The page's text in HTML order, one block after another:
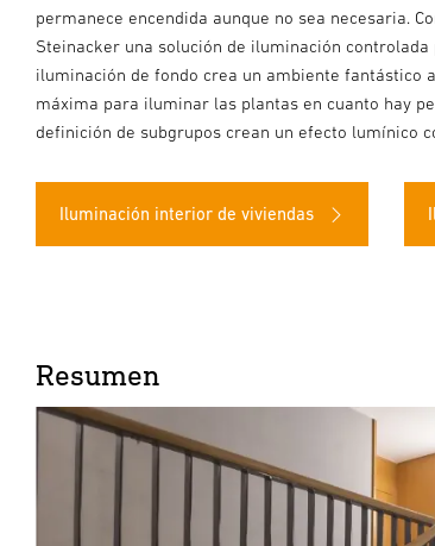
permanece encendida aunque no sea necesaria.
Steinacker una solución de iluminación
iluminación de fondo crea un ambiente fantástico
máxima para iluminar las plantas en cuanto hay
definición de subgrupos crean un efecto lumínico
Iluminación interior de viviendas
Resumen